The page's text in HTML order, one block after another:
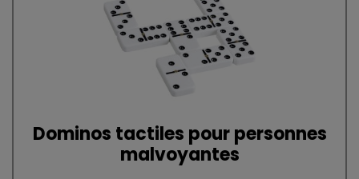
Dominos tactiles pour personnes
malvoyantes